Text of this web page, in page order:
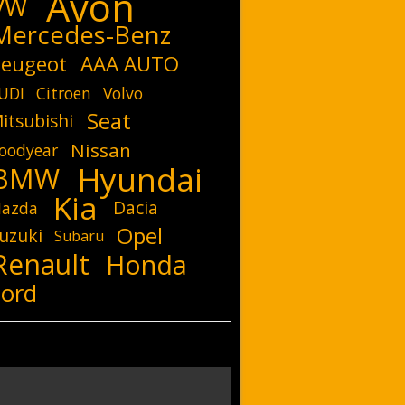
Benz
AAA AUTO
Citroen Volvo
Seat
Nissan
Hyundai
Kia
Dacia
Subaru Opel
Honda